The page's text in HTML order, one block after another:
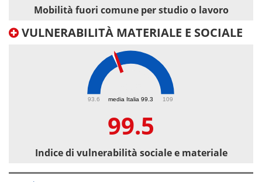
Mobilità fuori comune per studio o lavoro
VULNERABILITÀ MATERIALE E SOCIALE
media Italia 99.3
93.6 109
99.5
Indice di vulnerabilità sociale e materiale